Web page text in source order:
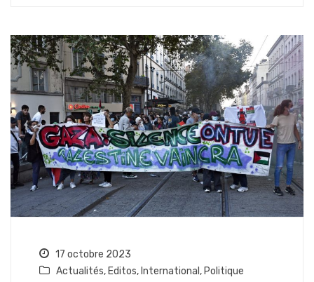
17 octobre 2023
Actualités, Editos, International , Politique